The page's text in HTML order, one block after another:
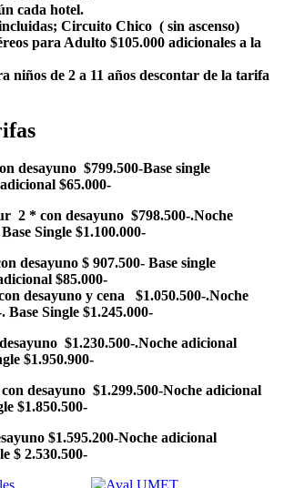
cada hotel.
Circuito Chico ( sin ascenso)
para Adulto $105.000 adicionales a la
niños de 2 a 11 años descontar de la tarifa
desayuno $799.500-Base single
$65.000-
2 * con desayuno $798.500-.Noche
Single $1.100.000-
desayuno $ 907.500- Base single
$85.000-
desayuno y cena $1.050.500-.Noche
Base Single $1.245.000-
$1.230.500-.Noche adicional
$1.950.900-
desayuno $1.299.500-Noche adicional
$1.850.500-
$1.595.200-Noche adicional
$ 2.530.500-